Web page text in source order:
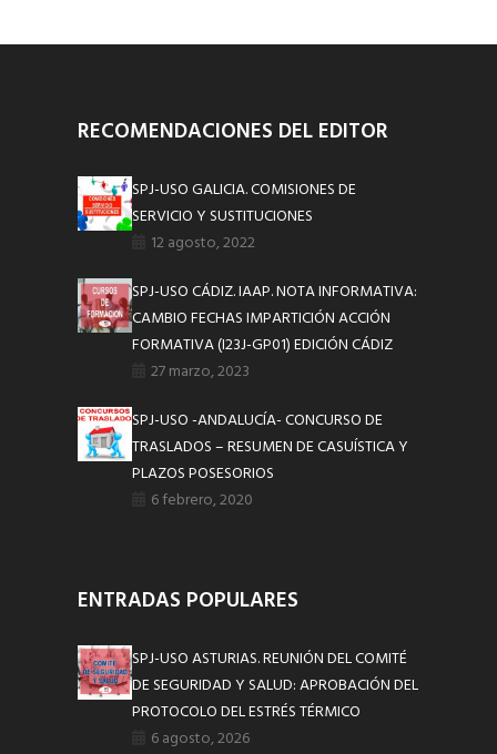
RECOMENDACIONES DEL EDITOR
SPJ-USO GALICIA. COMISIONES DE
SERVICIO Y SUSTITUCIONES
12 agosto, 2022
SPJ-USO CÁDIZ. IAAP. NOTA INFORMATIVA:
CAMBIO FECHAS IMPARTICIÓN ACCIÓN
FORMATIVA (I23J-GP01) EDICIÓN CÁDIZ
27 marzo, 2023
SPJ-USO -ANDALUCÍA- CONCURSO DE
TRASLADOS – RESUMEN DE CASUÍSTICA Y
PLAZOS POSESORIOS
6 febrero, 2020
ENTRADAS POPULARES
SPJ-USO ASTURIAS. REUNIÓN DEL COMITÉ
DE SEGURIDAD Y SALUD: APROBACIÓN DEL
PROTOCOLO DEL ESTRÉS TÉRMICO
6 agosto, 2026